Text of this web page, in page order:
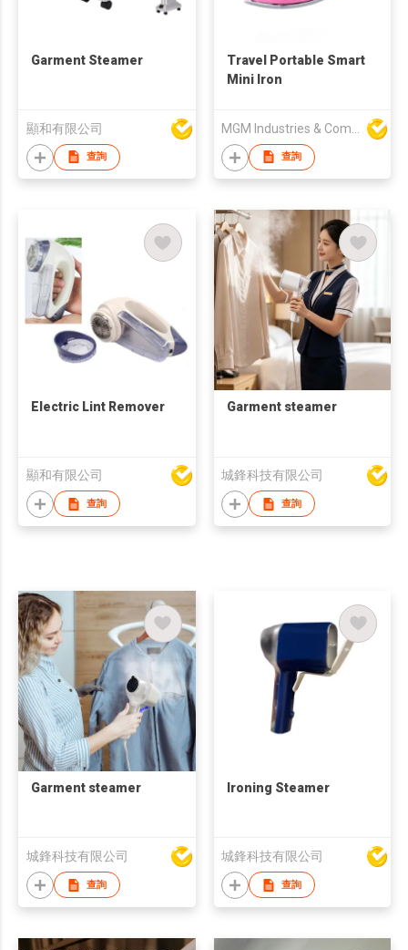
Garment Steamer
顯和有限公司
查詢
Travel Portable Smart
Mini Iron
查詢
Electric Lint Remover
顯和有限公司
查詢
Garment steamer
城鋒科技有限公司
查詢
Garment steamer
城鋒科技有限公司
查詢
Ironing Steamer
城鋒科技有限公司
查詢